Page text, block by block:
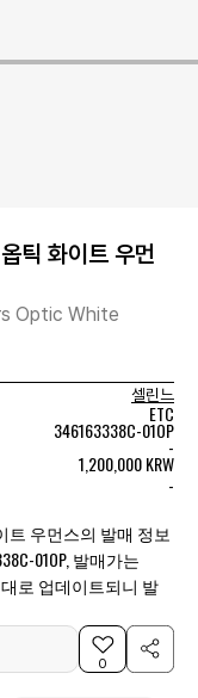
틱 화이트 우먼
Optic White
셀린느
ETC
346163338C-01OP
-
1,200,000 KRW
-
트 우먼스의 발매 정보
01OP, 발매가는
대로 업데이트되니 발
0